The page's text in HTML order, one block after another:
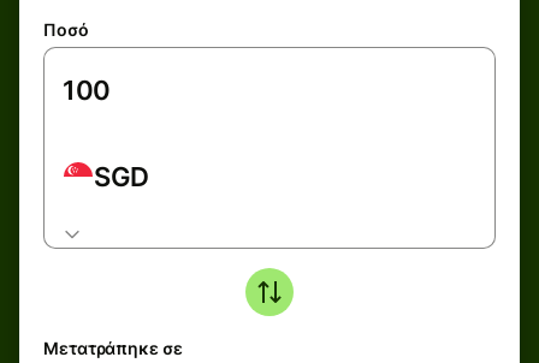
Ποσό
SGD
Μετατράπηκε σε